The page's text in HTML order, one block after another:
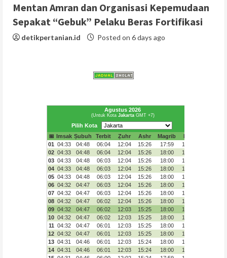
Mentan Amran dan Organisasi Kepemudaan
Sepakat “Gebuk” Pelaku Beras Fortifikasi
detikpertanian.id Posted on 6 days ago